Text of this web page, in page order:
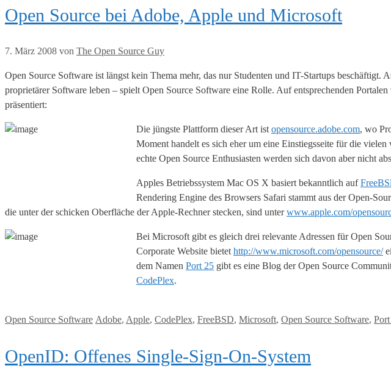
Open Source bei Adobe, Apple und Microsoft
7. März 2008 von The Open Source Guy
Open Source Software ist längst kein Thema mehr, das nur Studenten und IT-Startups beschäftigt.
proprietärer Software leben – spielt Open Source Software eine Rolle. Auf entsprechenden
präsentiert:
Die jüngste Plattform dieser Art ist opensource.adobe.com, wo
Moment handelt es sich eher um eine Einstiegsseite für die
echte Open Source Enthusiasten werden sich davon aber nicht
Apples Betriebssystem Mac OS X basiert bekanntlich auf
Rendering Engine des Browsers Safari stammt aus der Open-
die unter der schicken Oberfläche der Apple-Rechner stecken, sind unterwww.apple.com/
Bei Microsoft gibt es gleich drei relevante Adressen für Open
Corporate Website bietet http://www.microsoft.com/opensource/
dem Namen Port 25 gibt es eine Blog der Open Source
CodePlex.
Kategorien
Open Source Software Tags
Adobe, Apple, CodePlex, FreeBSD, Microsoft, Open Source Software,
OpenID: Offenes Single-Sign-On-System